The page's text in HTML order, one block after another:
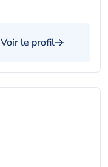
Voir le profil